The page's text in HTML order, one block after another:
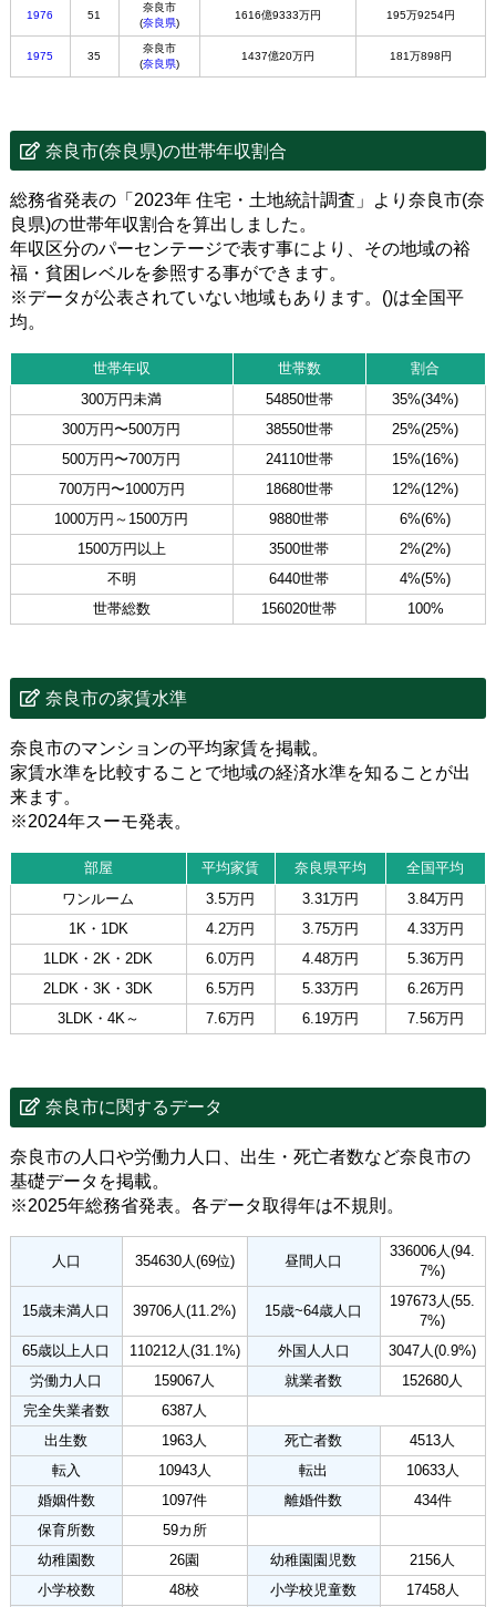
1976 51
奈良市
(奈良県)
1616億9333万円 195万9254円
1975 35
奈良市
(奈良県)
1437億20万円 181万898円
奈良市(奈良県)の世帯年収割合
総務省発表の「2023年 住宅・土地統計調査」より奈良市(奈
良県)の世帯年収割合を算出しました。
年収区分のパーセンテージで表す事により、その地域の裕
福・貧困レベルを参照する事ができます。
※データが公表されていない地域もあります。()は全国平
均。
世帯年収 世帯数
割合
300万円未満
54850世帯
35%(34%)
300万円〜500万円
38550世帯
25%(25%)
500万円〜700万円
24110世帯
15%(16%)
700万円〜1000万円
18680世帯
12%(12%)
1000万円～1500万円
9880世帯
6%(6%)
1500万円以上
3500世帯
2%(2%)
不明
6440世帯
4%(5%)
世帯総数
156020世帯 100%
奈良市の家賃水準
奈良市のマンションの平均家賃を掲載。
家賃水準を比較することで地域の経済水準を知ることが出
来ます。
※2024年スーモ発表。
部屋 平均家賃 奈良県平均
全国平均
ワンルーム
3.5万円 3.31万円
3.84万円
1K・1DK
4.2万円 3.75万円
4.33万円
1LDK・2K・2DK
6.0万円 4.48万円
5.36万円
2LDK・3K・3DK
6.5万円 5.33万円
6.26万円
3LDK・4K～
7.6万円 6.19万円 7.56万円
奈良市に関するデータ
奈良市の人口や労働力人口、出生・死亡者数など奈良市の
基礎データを掲載。
※2025年総務省発表。各データ取得年は不規則。
人口 354630人(69位) 昼間人口
336006人(94.
7%)
15歳未満人口 39706人(11.2%) 15歳~64歳人口
197673人(55.
7%)
65歳以上人口
110212人(31.1%) 外国人人口
3047人(0.9%)
労働力人口
159067人 就業者数
152680人
完全失業者数
6387人
出生数
1963人 死亡者数
4513人
転入
10943人 転出
10633人
婚姻件数
1097件 離婚件数
434件
保育所数
59カ所
幼稚園数
26園 幼稚園園児数
2156人
小学校数
48校 小学校児童数
17458人